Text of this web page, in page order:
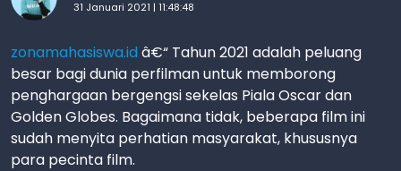
31 Januari 2021 | 11:48:48
zonamahasiswa.id â€“ Tahun 2021 adalah peluang
besar bagi dunia perfilman untuk memborong
penghargaan bergengsi sekelas Piala Oscar dan
Golden Globes. Bagaimana tidak, beberapa film ini
sudah menyita perhatian masyarakat, khususnya
para pecinta film.